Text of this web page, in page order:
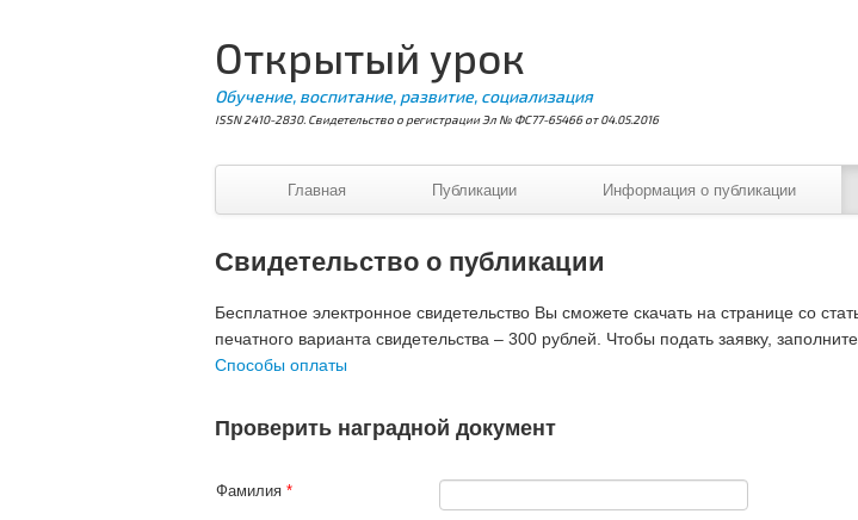
Открытый урок
Обучение, воспитание, развитие, социализация
ISSN 2410-2830. Свидетельство о регистрации Эл № ФС77-65466 от 04.05.2016
Главная Публикации Информация о публикации
Свидетельство о публикации
Бесплатное электронное свидетельство Вы сможете скачать на странице со
печатного варианта свидетельства – 300 рублей. Чтобы подать заявку,
Способы оплаты
Проверить наградной документ
Фамилия *